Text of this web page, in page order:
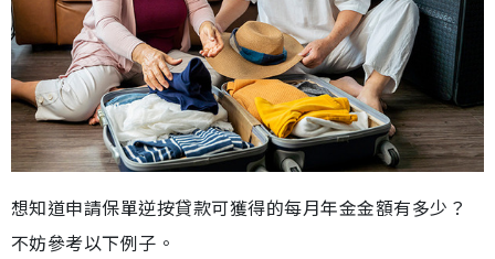
想知道申請保單逆按貸款可獲得的每月年金金額有多少？
不妨參考以下例子。